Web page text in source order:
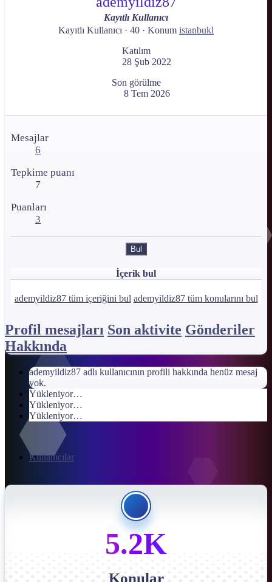
Kayıtlı Kullanıcı
Kayıtlı Kullanıcı · 40 · Konum istanbukl
Katılım
28 Şub 2022
Son görülme
8 Tem 2026
Mesajlar
6
Tepkime puanı
7
Puanları
3
Bul
İçerik bul
ademyildiz87 tüm içeriğini bul ademyildiz87 tüm konularını bul
Profil mesajları Son aktivite Gönderiler
Hakkında
ademyildiz87 adlı kullanıcının profili hakkında henüz mesaj
yok.
Yükleniyor…
Yükleniyor…
Yükleniyor…
Kullanıcılar
5.2K
Konular